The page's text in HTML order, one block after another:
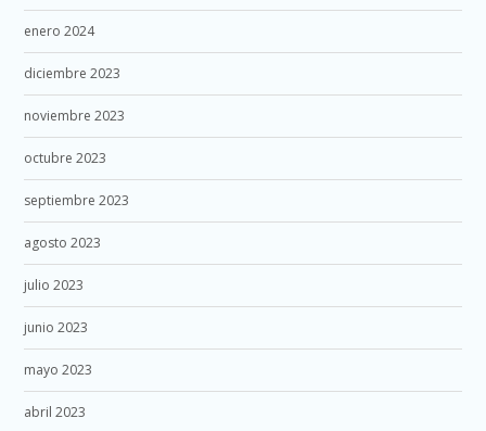
enero 2024
diciembre 2023
noviembre 2023
octubre 2023
septiembre 2023
agosto 2023
julio 2023
junio 2023
mayo 2023
abril 2023